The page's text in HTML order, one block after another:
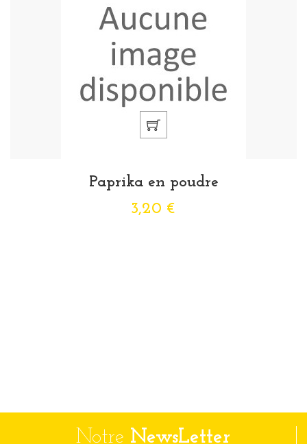
Paprika en poudre
3,20 €
Notre NewsLetter